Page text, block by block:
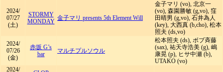
2024/
07/27
(土)
STORMY
MONDAY 金子マリ presents 5th Element Will
金子マリ (vo), 北京一
(vo), 森園勝敏 (g,vo), 窪
田晴男 (g,vo), 石井為人
(key), 大西真 (b,cho), 松本
照夫 (ds,vo)
2024/
07/26
(金)
赤坂 G’s
bar
マルチプルソウル
松本照夫 (ds), ボブ斉藤
(sax), 祐天寺浩美 (g), 嶋
康晃 (p), ヒサ中瀬 (b),
UTAKO (vo)
2024/